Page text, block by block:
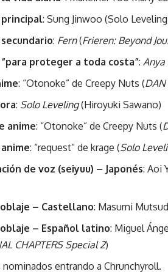
: Sung Jinwoo (Solo
: Fern(Frieren: Beyond
proteger a toda costa”: Anya
: “Otonoke” de Creepy Nuts (
: Solo Leveling(Hiroyuki Sawano)
anime: “Otonoke” de Creepy Nuts (
: “request” de krage (Solo
de voz (seiyuu) – Japonés: Aoi
– Castellano: Masumi
– Español latino: Miguel
CHAPTERS Special 2)
entrando a Chrunchyroll.